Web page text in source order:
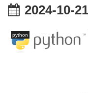
2024-10-21
python